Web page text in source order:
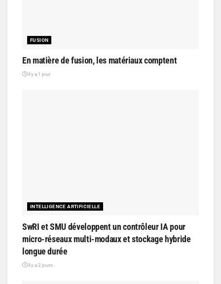
FUSION
En matière de fusion, les matériaux comptent
il y a 1 jour
INTELLIGENCE ARTIFICIELLE
SwRI et SMU développent un contrôleur IA pour
micro-réseaux multi-modaux et stockage hybride
longue durée
il y a 2 jours